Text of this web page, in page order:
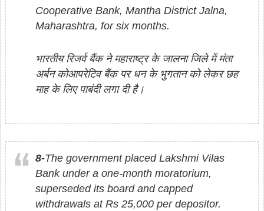
Cooperative Bank, Mantha District Jalna,
Maharashtra, for six months.
भारतीय रिजर्व बैंक ने महाराष्ट्र के जालना जिले में मंता
अर्बन कोआपरेटिव बैंक पर धन के भुगतान को लेकर छह
माह के लिए पाबंदी लगा दी है।
8-The government placed Lakshmi Vilas
Bank under a one-month moratorium,
superseded its board and capped
withdrawals at Rs 25,000 per depositor.